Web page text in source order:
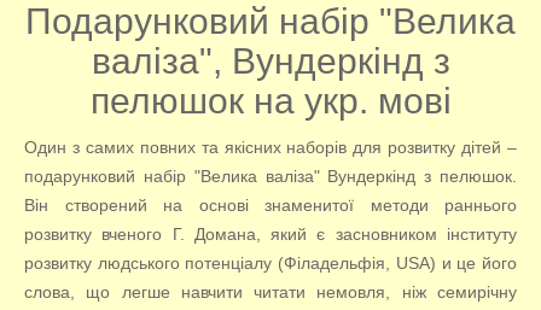
Подарунковий набір "Велика
валіза", Вундеркінд з
пелюшок на укр. мові
Один з самих повних та якісних наборів для розвитку дітей –
подарунковий набір "Велика валіза" Вундеркінд з пелюшок.
Він створений на основі знаменитої методи раннього
розвитку вченого Г. Домана, який є засновником інституту
розвитку людського потенціалу (Філадельфія, USA) и це його
слова, що легше навчити читати немовля, ніж семирічну